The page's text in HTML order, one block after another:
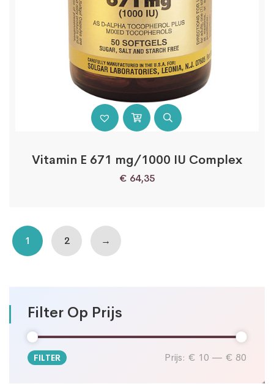
Filter Op Prijs
Min.
Max.
FILTER Prijs: € 10 — € 80
Vitamin E 671 mg/1000 IU Complex
€ 64,35
1 2 →